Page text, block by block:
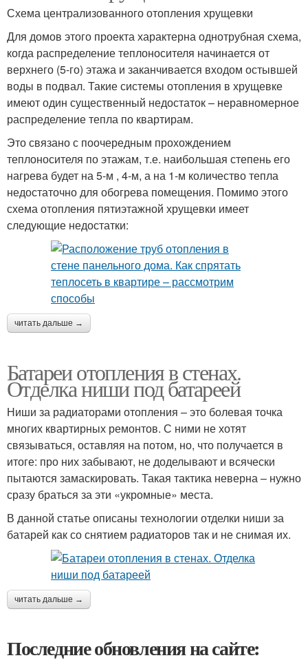
Схема централизованного отопления хрущевки
Для домов этого проекта характерна однотрубная схема,
когда распределение теплоносителя начинается от
верхнего (5-го) этажа и заканчивается входом остывшей
воды в подвал. Такие системы отопления в хрущевке
имеют один существенный недостаток – неравномерное
распределение тепла по квартирам.
Это связано с поочередным прохождением
теплоносителя по этажам, т.е. наибольшая степень его
нагрева будет на 5-м , 4-м, а на 1-м количество тепла
недостаточно для обогрева помещения. Помимо этого
схема отопления пятиэтажной хрущевки имеет
следующие недостатки:
читать дальше →
Батареи отопления в стенах.
Отделка ниши под батареей
Ниши за радиаторами отопления – это болевая точка
многих квартирных ремонтов. С ними не хотят
связываться, оставляя на потом, но, что получается в
итоге: про них забывают, не доделывают и всячески
пытаются замаскировать. Такая тактика неверна – нужно
сразу браться за эти «укромные» места.
В данной статье описаны технологии отделки ниши за
батарей как со снятием радиаторов так и не снимая их.
читать дальше →
Последние обновления на сайте: